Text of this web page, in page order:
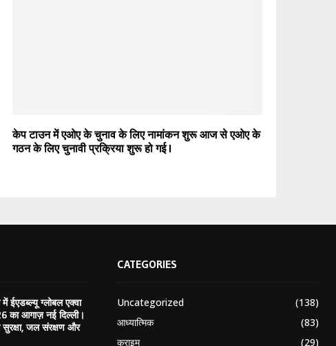
केप टाउन में एओए के चुनाव के लिए नामांकन शुरू आज से एओए के
गठन के लिए चुनावी प्रक्रिया शुरू हो गई l
ईएडब्ल्यू ग्लोबल एक्वा
का आगाज़ नई दिल्ली।
जल संरक्षण और
CATEGORIES
Uncategorized
(138)
आध्यात्मिक
(83)
क्राइम
(29)